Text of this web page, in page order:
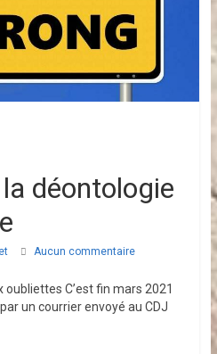
déontologie
Aucun commentaire
C’est fin mars 2021
un courrier envoyé au CDJ